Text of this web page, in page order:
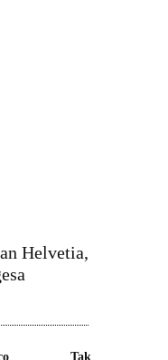
Helvetia,
Tak